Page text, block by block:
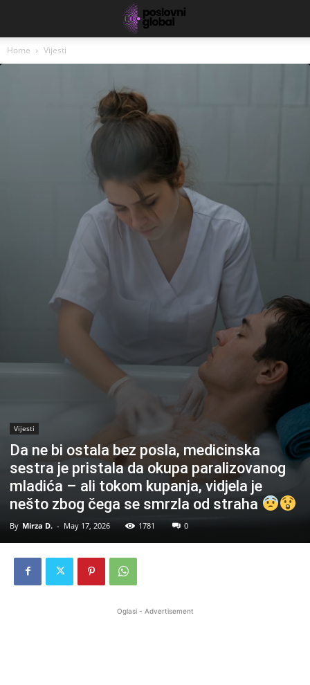
Home Vijesti
Vijesti
Da ne bi ostala bez posla, medicinska
sestra je pristala da okupa paralizovanog
mladića – ali tokom kupanja, vidjela je
nešto zbog čega se smrzla od straha
By Mirza D. - May 17, 2026 1781 0
Oglasi - Advertisement